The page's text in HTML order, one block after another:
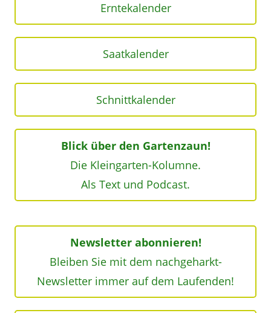
Erntekalender
Saatkalender
Schnittkalender
Blick über den Gartenzaun!
Die Kleingarten-Kolumne.
Als Text und Podcast.
Newsletter abonnieren!
Bleiben Sie mit dem nachgeharkt-
Newsletter immer auf dem Laufenden!